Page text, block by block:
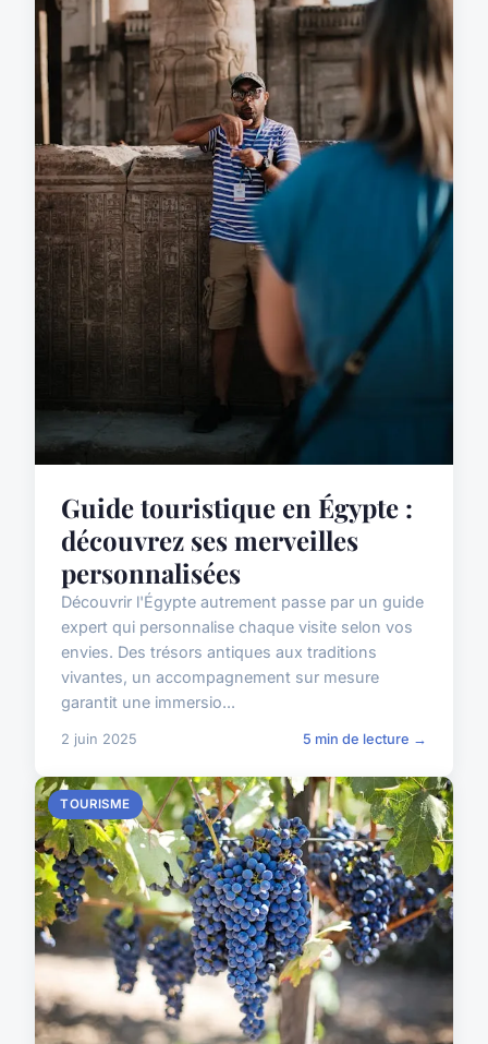
Guide touristique en Égypte :
découvrez ses merveilles
personnalisées
Découvrir l'Égypte autrement passe par un guide
expert qui personnalise chaque visite selon vos
envies. Des trésors antiques aux traditions
vivantes, un accompagnement sur mesure
garantit une immersio...
2 juin 2025 5 min de lecture →
TOURISME